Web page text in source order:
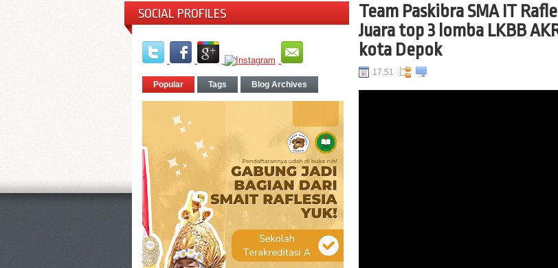
SOCIAL PROFILES
Popular Tags Blog Archives
Team Paskibra SMA IT
Juara top 3 lomba LKBB
kota Depok
17.51